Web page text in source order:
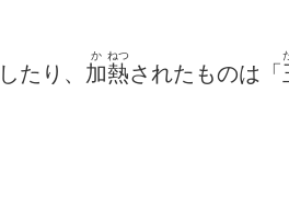
したり、 加
か
熱
ねつ
されたものは「